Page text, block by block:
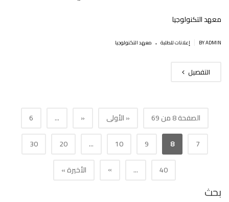
معهد التكنولوجيا
BY ADMIN إعلانات للطلبة . معهد التكنولوجيا
التفصيل
الصفحة 8 من 69 « الأولى «
...
6
7
8
9
10
...
20
30
40
...
» الأخيرة »
بحث